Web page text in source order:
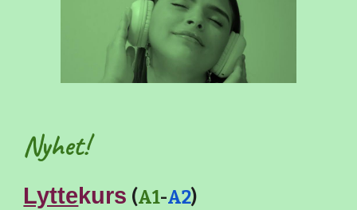
Nyhet!
Lyttekurs (A1-A2)